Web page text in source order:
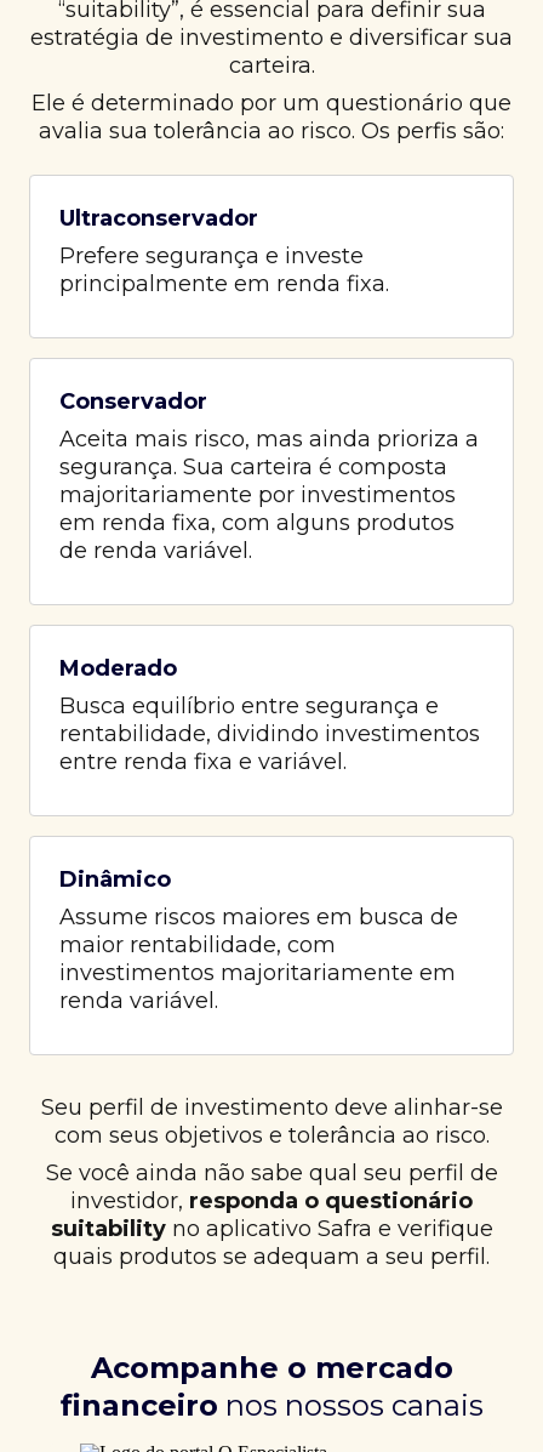
“suitability”, é essencial para definir sua
estratégia de investimento e diversificar sua
carteira.
Ele é determinado por um questionário que
avalia sua tolerância ao risco. Os perfis são:
Ultraconservador
Prefere segurança e investe
principalmente em renda fixa.
Conservador
Aceita mais risco, mas ainda prioriza a
segurança. Sua carteira é composta
majoritariamente por investimentos
em renda fixa, com alguns produtos
de renda variável.
Moderado
Busca equilíbrio entre segurança e
rentabilidade, dividindo investimentos
entre renda fixa e variável.
Dinâmico
Assume riscos maiores em busca de
maior rentabilidade, com
investimentos majoritariamente em
renda variável.
Seu perfil de investimento deve alinhar-se
com seus objetivos e tolerância ao risco.
Se você ainda não sabe qual seu perfil de
investidor, responda o questionário
suitabilityno aplicativo Safra e verifique
quais produtos se adequam a seu perfil.
Acompanhe o mercado
financeiro nos nossos canais